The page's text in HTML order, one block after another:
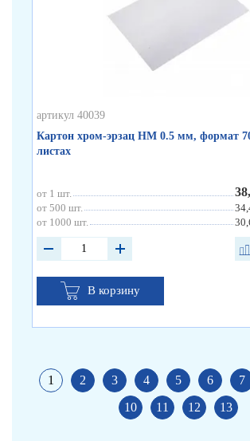
артикул 40039
Картон хром-эрзац НМ 0.5 мм, формат
листах
от 1 шт.
от 500 шт.
от 1000 шт.
В корзину
1 2 3 4 5 6 7
10
11 12 13